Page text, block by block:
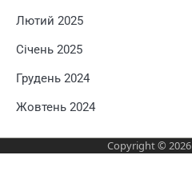
Лютий 2025
Січень 2025
Грудень 2024
Жовтень 2024
Copyright © 2026